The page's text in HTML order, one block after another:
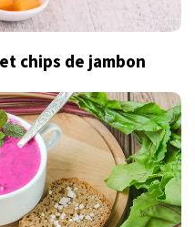
chips de jambon